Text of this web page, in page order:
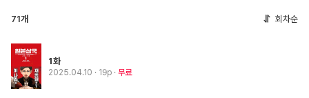
71개 회차순
1화
2025.04.10 · 19p 무료